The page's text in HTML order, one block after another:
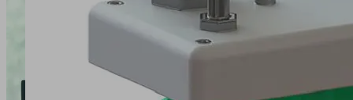
(3) ecoPump SEP
(5) Schalldämmung